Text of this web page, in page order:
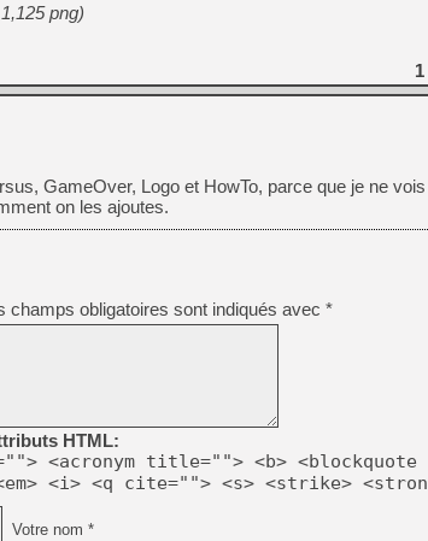
[Mo5] Deux inédits du
[GK] Le beat'em up The
[GK] Endless Legend 2 :
[LS] [PS5] Premiers
png)
1
GameOver, Logo et HowTo, parce que je ne
on les ajoutes.
champs obligatoires sont indiqués avec *
HTML:
<acronym title=""> <b> <blockquote
<i> <q cite=""> <s> <strike>
Votre nom *